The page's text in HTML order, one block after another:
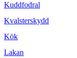
Kuddfodral
Kvalsterskydd
Kök
Lakan